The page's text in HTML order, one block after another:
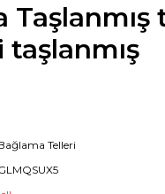
Taşlanmış
Telleri